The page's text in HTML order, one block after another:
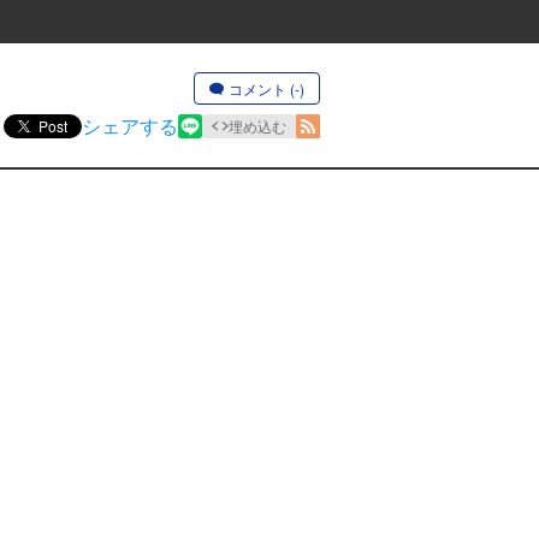
コメント (-)
Post シェアする 埋め込む